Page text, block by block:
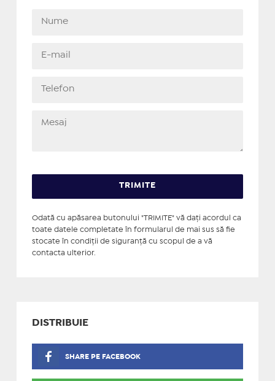
Odată cu apăsarea butonului "TRIMITE" vă daţi acordul ca
toate datele completate în formularul de mai sus să fie
stocate în condiţii de siguranţă cu scopul de a vă
contacta ulterior.
DISTRIBUIE
SHARE PE FACEBOOK